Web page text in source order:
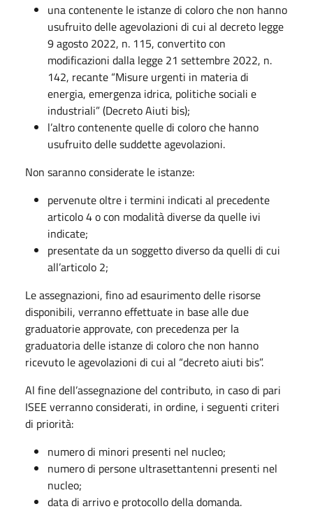
una contenente le istanze di coloro che non hanno
usufruito delle agevolazioni di cui al decreto legge
9 agosto 2022, n. 115, convertito con
modificazioni dalla legge 21 settembre 2022, n.
142, recante “Misure urgenti in materia di
energia, emergenza idrica, politiche sociali e
industriali” (Decreto Aiuti bis);
l’altro contenente quelle di coloro che hanno
usufruito delle suddette agevolazioni.
Non saranno considerate le istanze:
pervenute oltre i termini indicati al precedente
articolo 4 o con modalità diverse da quelle ivi
indicate;
presentate da un soggetto diverso da quelli di cui
all’articolo 2;
Le assegnazioni, fino ad esaurimento delle risorse
disponibili, verranno effettuate in base alle due
graduatorie approvate, con precedenza per la
graduatoria delle istanze di coloro che non hanno
ricevuto le agevolazioni di cui al “decreto aiuti bis”.
Al fine dell’assegnazione del contributo, in caso di pari
ISEE verranno considerati, in ordine, i seguenti criteri
di priorità:
numero di minori presenti nel nucleo;
numero di persone ultrasettantenni presenti nel
nucleo;
data di arrivo e protocollo della domanda.